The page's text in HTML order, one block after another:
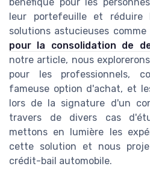
bénéfique pour les
leur portefeuille et
solutions astucieuses comme
pour la consolidation de
notre article, nous
pour les professionnels,
fameuse option d'achat, et
lors de la signature d'un
travers de divers cas
mettons en lumière les
cette solution et nous
crédit-bail automobile.